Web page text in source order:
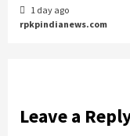
1 day ago
rpkpindianews.com
Leave a